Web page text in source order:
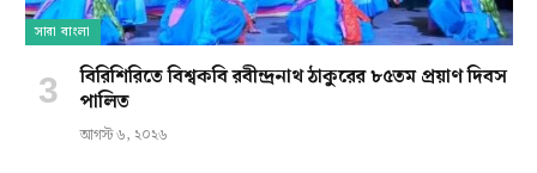
সারা বাংলা
বিরিশিরিতে বিশ্বকবি রবীন্দ্রনাথ ঠাকুরের ৮৫তম প্রয়াণ দিবস
পালিত
আগস্ট ৬, ২০২৬